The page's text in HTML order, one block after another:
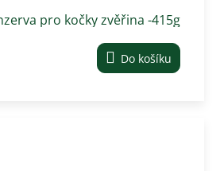
pro kočky zvěřina -415g
Do košíku